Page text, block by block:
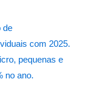
de
com 2025.
pequenas e
no ano.